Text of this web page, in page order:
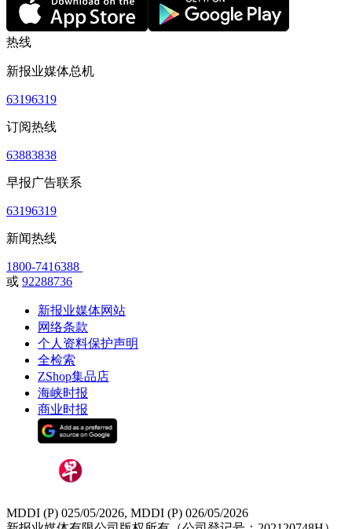
热线
新报业媒体总机
63196319
订阅热线
63883838
早报广告联系
63196319
新闻热线
1800-7416388
或 92288736
新报业媒体网站
网络条款
个人资料保护声明
全检索
ZShop集品店
海峡时报
商业时报
MDDI (P) 025/05/2026, MDDI (P) 026/05/2026